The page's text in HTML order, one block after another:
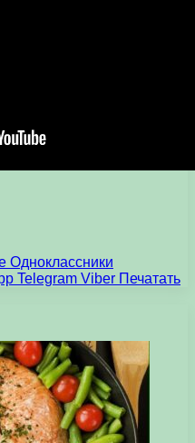
Одноклассники
Telegram Viber Печатать